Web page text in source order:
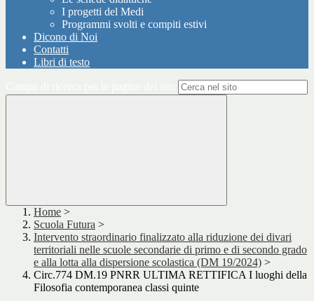
I progetti del Medi
Programmi svolti e compiti estivi
Dicono di Noi
Contatti
Libri di testo
Home >
Scuola Futura >
Intervento straordinario finalizzato alla riduzione dei divari
territoriali nelle scuole secondarie di primo e di secondo grado
e alla lotta alla dispersione scolastica (DM 19/2024) >
Circ.774 DM.19 PNRR ULTIMA RETTIFICA I luoghi della
Filosofia contemporanea classi quinte